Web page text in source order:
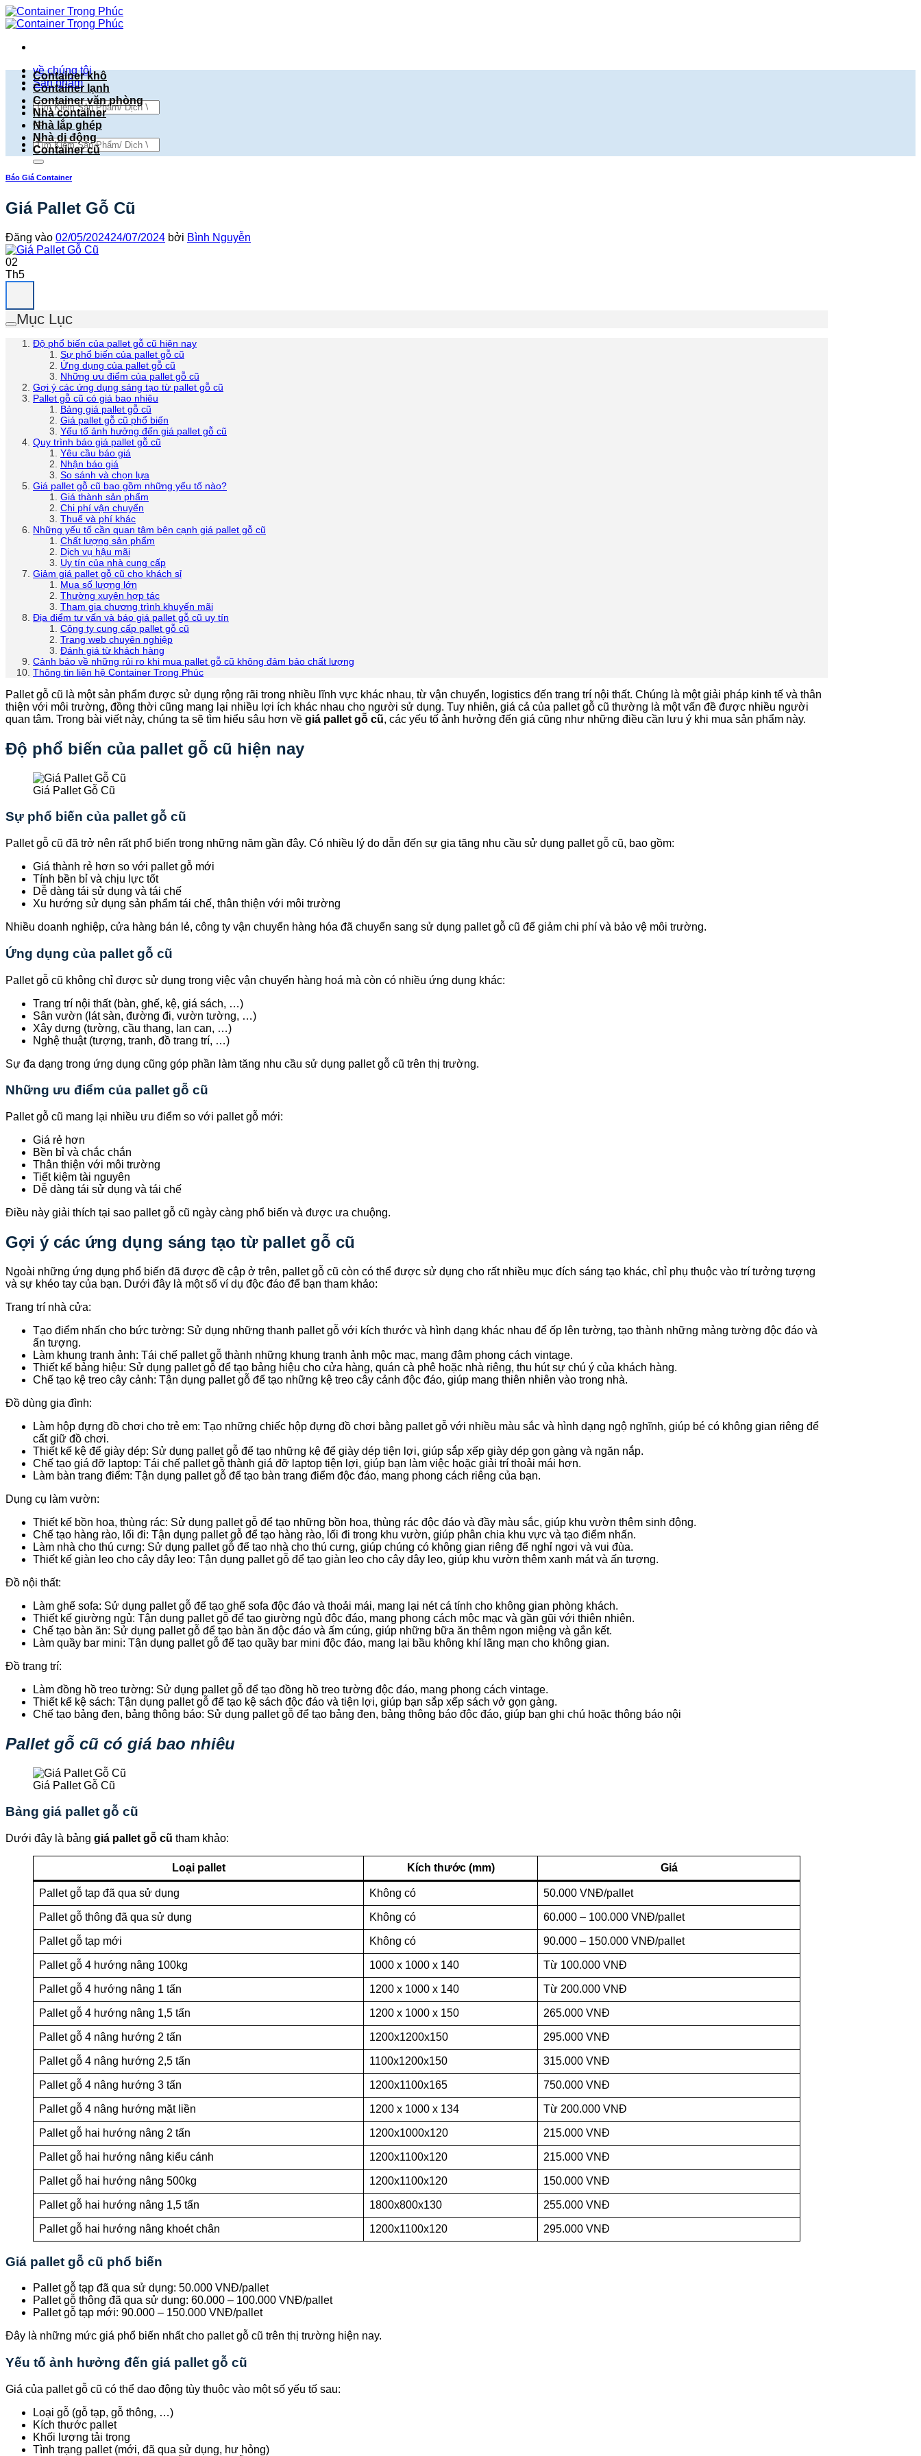
Bỏ
qua
dung
về chúng tôi
Sản phẩm
Tìm
kiếm:
Tìm
kiếm:
Container khô
Container lạnh
Container văn phòng
Nhà container
Nhà lắp ghép
Nhà di động
Container cũ
Báo Giá Container
Giá Pallet Gỗ Cũ
Đăng vào 02/05/202424/07/2024 bởi Bình Nguyễn
02
Th5
Mục Lục
Độ phổ biến của pallet gỗ cũ hiện nay
Sự phổ biến của pallet gỗ cũ
Ứng dụng của pallet gỗ cũ
Những ưu điểm của pallet gỗ cũ
Gợi ý các ứng dụng sáng tạo từ pallet gỗ cũ
Pallet gỗ cũ có giá bao nhiêu
Bảng giá pallet gỗ cũ
Giá pallet gỗ cũ phổ biến
Yếu tố ảnh hưởng đến giá pallet gỗ cũ
Quy trình báo giá pallet gỗ cũ
Yêu cầu báo giá
Nhận báo giá
So sánh và chọn lựa
Giá pallet gỗ cũ bao gồm những yếu tố nào?
Giá thành sản phẩm
Chi phí vận chuyển
Thuế và phí khác
Những yếu tố cần quan tâm bên cạnh giá pallet gỗ cũ
Chất lượng sản phẩm
Dịch vụ hậu mãi
Uy tín của nhà cung cấp
Giảm giá pallet gỗ cũ cho khách sỉ
Mua số lượng lớn
Thường xuyên hợp tác
Tham gia chương trình khuyến mãi
Địa điểm tư vấn và báo giá pallet gỗ cũ uy tín
Công ty cung cấp pallet gỗ cũ
Trang web chuyên nghiệp
Đánh giá từ khách hàng
Cảnh báo về những rủi ro khi mua pallet gỗ cũ không đảm bảo chất lượng
Thông tin liên hệ Container Trọng Phúc
Pallet gỗ cũ là một sản phẩm được sử dụng rộng rãi trong nhiều lĩnh vực khác nhau, từ vận chuyển, logistics đến trang trí nội thất. Chúng là một giải pháp kinh tế và thân
thiện với môi trường, đồng thời cũng mang lại nhiều lợi ích khác nhau cho người sử dụng. Tuy nhiên, giá cả của pallet gỗ cũ thường là một vấn đề được nhiều người
quan tâm. Trong bài viết này, chúng ta sẽ tìm hiểu sâu hơn về giá pallet gỗ cũ, các yếu tố ảnh hưởng đến giá cũng như những điều cần lưu ý khi mua sản phẩm này.
Độ phổ biến của pallet gỗ cũ hiện nay
Giá Pallet Gỗ Cũ
Sự phổ biến của pallet gỗ cũ
Pallet gỗ cũ đã trở nên rất phổ biến trong những năm gần đây. Có nhiều lý do dẫn đến sự gia tăng nhu cầu sử dụng pallet gỗ cũ, bao gồm:
Giá thành rẻ hơn so với pallet gỗ mới
Tính bền bỉ và chịu lực tốt
Dễ dàng tái sử dụng và tái chế
Xu hướng sử dụng sản phẩm tái chế, thân thiện với môi trường
Nhiều doanh nghiệp, cửa hàng bán lẻ, công ty vận chuyển hàng hóa đã chuyển sang sử dụng pallet gỗ cũ để giảm chi phí và bảo vệ môi trường.
Ứng dụng của pallet gỗ cũ
Pallet gỗ cũ không chỉ được sử dụng trong việc vận chuyển hàng hoá mà còn có nhiều ứng dụng khác:
Trang trí nội thất (bàn, ghế, kệ, giá sách, …)
Sân vườn (lát sàn, đường đi, vườn tường, …)
Xây dựng (tường, cầu thang, lan can, …)
Nghệ thuật (tượng, tranh, đồ trang trí, …)
Sự đa dạng trong ứng dụng cũng góp phần làm tăng nhu cầu sử dụng pallet gỗ cũ trên thị trường.
Những ưu điểm của pallet gỗ cũ
Pallet gỗ cũ mang lại nhiều ưu điểm so với pallet gỗ mới:
Giá rẻ hơn
Bền bỉ và chắc chắn
Thân thiện với môi trường
Tiết kiệm tài nguyên
Dễ dàng tái sử dụng và tái chế
Điều này giải thích tại sao pallet gỗ cũ ngày càng phổ biến và được ưa chuộng.
Gợi ý các ứng dụng sáng tạo từ pallet gỗ cũ
Ngoài những ứng dụng phổ biến đã được đề cập ở trên, pallet gỗ cũ còn có thể được sử dụng cho rất nhiều mục đích sáng tạo khác, chỉ phụ thuộc vào trí tưởng tượng
và sự khéo tay của bạn. Dưới đây là một số ví dụ độc đáo để bạn tham khảo:
Trang trí nhà cửa:
Tạo điểm nhấn cho bức tường: Sử dụng những thanh pallet gỗ với kích thước và hình dạng khác nhau để ốp lên tường, tạo thành những mảng tường độc đáo và
ấn tượng.
Làm khung tranh ảnh: Tái chế pallet gỗ thành những khung tranh ảnh mộc mạc, mang đậm phong cách vintage.
Thiết kế bảng hiệu: Sử dụng pallet gỗ để tạo bảng hiệu cho cửa hàng, quán cà phê hoặc nhà riêng, thu hút sự chú ý của khách hàng.
Chế tạo kệ treo cây cảnh: Tận dụng pallet gỗ để tạo những kệ treo cây cảnh độc đáo, giúp mang thiên nhiên vào trong nhà.
Đồ dùng gia đình:
Làm hộp đựng đồ chơi cho trẻ em: Tạo những chiếc hộp đựng đồ chơi bằng pallet gỗ với nhiều màu sắc và hình dạng ngộ nghĩnh, giúp bé có không gian riêng để
cất giữ đồ chơi.
Thiết kế kệ để giày dép: Sử dụng pallet gỗ để tạo những kệ để giày dép tiện lợi, giúp sắp xếp giày dép gọn gàng và ngăn nắp.
Chế tạo giá đỡ laptop: Tái chế pallet gỗ thành giá đỡ laptop tiện lợi, giúp bạn làm việc hoặc giải trí thoải mái hơn.
Làm bàn trang điểm: Tận dụng pallet gỗ để tạo bàn trang điểm độc đáo, mang phong cách riêng của bạn.
Dụng cụ làm vườn:
Thiết kế bồn hoa, thùng rác: Sử dụng pallet gỗ để tạo những bồn hoa, thùng rác độc đáo và đầy màu sắc, giúp khu vườn thêm sinh động.
Chế tạo hàng rào, lối đi: Tận dụng pallet gỗ để tạo hàng rào, lối đi trong khu vườn, giúp phân chia khu vực và tạo điểm nhấn.
Làm nhà cho thú cưng: Sử dụng pallet gỗ để tạo nhà cho thú cưng, giúp chúng có không gian riêng để nghỉ ngơi và vui đùa.
Thiết kế giàn leo cho cây dây leo: Tận dụng pallet gỗ để tạo giàn leo cho cây dây leo, giúp khu vườn thêm xanh mát và ấn tượng.
Đồ nội thất:
Làm ghế sofa: Sử dụng pallet gỗ để tạo ghế sofa độc đáo và thoải mái, mang lại nét cá tính cho không gian phòng khách.
Thiết kế giường ngủ: Tận dụng pallet gỗ để tạo giường ngủ độc đáo, mang phong cách mộc mạc và gần gũi với thiên nhiên.
Chế tạo bàn ăn: Sử dụng pallet gỗ để tạo bàn ăn độc đáo và ấm cúng, giúp những bữa ăn thêm ngon miệng và gắn kết.
Làm quầy bar mini: Tận dụng pallet gỗ để tạo quầy bar mini độc đáo, mang lại bầu không khí lãng mạn cho không gian.
Đồ trang trí:
Làm đồng hồ treo tường: Sử dụng pallet gỗ để tạo đồng hồ treo tường độc đáo, mang phong cách vintage.
Thiết kế kệ sách: Tận dụng pallet gỗ để tạo kệ sách độc đáo và tiện lợi, giúp bạn sắp xếp sách vở gọn gàng.
Chế tạo bảng đen, bảng thông báo: Sử dụng pallet gỗ để tạo bảng đen, bảng thông báo độc đáo, giúp bạn ghi chú hoặc thông báo nội
Pallet gỗ cũ có giá bao nhiêu
Giá Pallet Gỗ Cũ
Bảng giá pallet gỗ cũ
Dưới đây là bảng giá pallet gỗ cũ tham khảo:
Loại pallet Kích thước (mm) Giá
Pallet gỗ tạp đã qua sử dụng Không có 50.000 VNĐ/pallet
Pallet gỗ thông đã qua sử dụng Không có 60.000 – 100.000 VNĐ/pallet
Pallet gỗ tạp mới Không có 90.000 – 150.000 VNĐ/pallet
Pallet gỗ 4 hướng nâng 100kg 1000 x 1000 x 140 Từ 100.000 VNĐ
Pallet gỗ 4 hướng nâng 1 tấn 1200 x 1000 x 140 Từ 200.000 VNĐ
Pallet gỗ 4 hướng nâng 1,5 tấn 1200 x 1000 x 150 265.000 VNĐ
Pallet gỗ 4 nâng hướng 2 tấn 1200x1200x150 295.000 VNĐ
Pallet gỗ 4 nâng hướng 2,5 tấn 1100x1200x150 315.000 VNĐ
Pallet gỗ 4 nâng hướng 3 tấn 1200x1100x165 750.000 VNĐ
Pallet gỗ 4 nâng hướng mặt liền 1200 x 1000 x 134 Từ 200.000 VNĐ
Pallet gỗ hai hướng nâng 2 tấn 1200x1000x120 215.000 VNĐ
Pallet gỗ hai hướng nâng kiểu cánh 1200x1100x120 215.000 VNĐ
Pallet gỗ hai hướng nâng 500kg 1200x1100x120 150.000 VNĐ
Pallet gỗ hai hướng nâng 1,5 tấn 1800x800x130 255.000 VNĐ
Pallet gỗ hai hướng nâng khoét chân 1200x1100x120 295.000 VNĐ
Giá pallet gỗ cũ phổ biến
Pallet gỗ tạp đã qua sử dụng: 50.000 VNĐ/pallet
Pallet gỗ thông đã qua sử dụng: 60.000 – 100.000 VNĐ/pallet
Pallet gỗ tạp mới: 90.000 – 150.000 VNĐ/pallet
Đây là những mức giá phổ biến nhất cho pallet gỗ cũ trên thị trường hiện nay.
Yếu tố ảnh hưởng đến giá pallet gỗ cũ
Giá của pallet gỗ cũ có thể dao động tùy thuộc vào một số yếu tố sau:
Loại gỗ (gỗ tạp, gỗ thông, …)
Kích thước pallet
Khối lượng tải trọng
Tình trạng pallet (mới, đã qua sử dụng, hư hỏng)